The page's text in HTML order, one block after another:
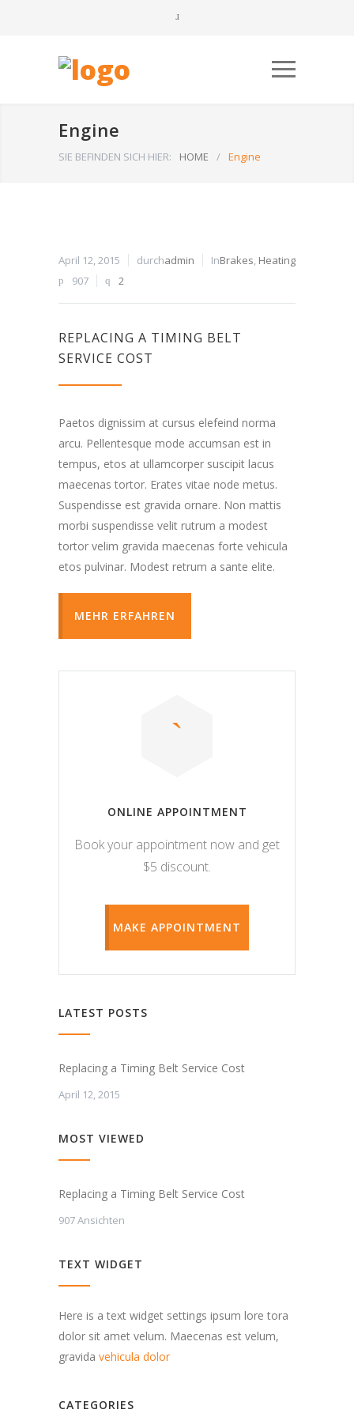
Engine
SIE BEFINDEN SICH HIER: HOME / Engine
April 12, 2015 durchadmin InBrakes, Heating
907
2
REPLACING A TIMING BELT
SERVICE COST
Paetos dignissim at cursus elefeind norma
arcu. Pellentesque mode accumsan est in
tempus, etos at ullamcorper suscipit lacus
maecenas tortor. Erates vitae node metus.
Suspendisse est gravida ornare. Non mattis
morbi suspendisse velit rutrum a modest
tortor velim gravida maecenas forte vehicula
etos pulvinar. Modest retrum a sante elite.
MEHR ERFAHREN
ONLINE APPOINTMENT
Book your appointment now and get
$5 discount.
MAKE APPOINTMENT
LATEST POSTS
Replacing a Timing Belt Service Cost
April 12, 2015
MOST VIEWED
Replacing a Timing Belt Service Cost
907 Ansichten
TEXT WIDGET
Here is a text widget settings ipsum lore tora
dolor sit amet velum. Maecenas est velum,
gravida vehicula dolor
CATEGORIES